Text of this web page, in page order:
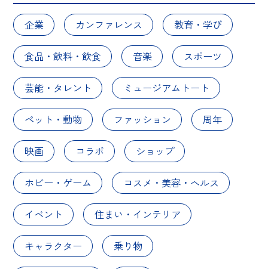
企業 カンファレンス 教育・学び
食品・飲料・飲食 音楽 スポーツ
芸能・タレント ミュージアムトート
ペット・動物 ファッション 周年
映画 コラボ ショップ
ホビー・ゲーム コスメ・美容・ヘルス
イベント 住まい・インテリア
キャラクター 乗り物